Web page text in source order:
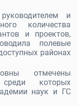
и
количества
и проектов,
полевые
районах
отмечены
среди которых
наук и ГС